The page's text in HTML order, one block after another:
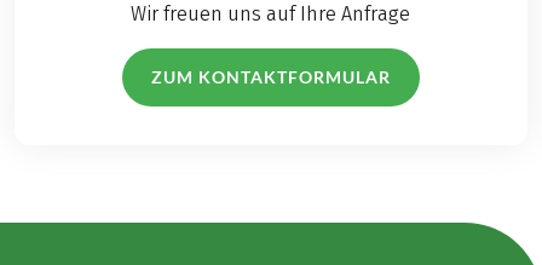
Wir freuen uns auf Ihre Anfrage
ZUM KONTAKTFORMULAR